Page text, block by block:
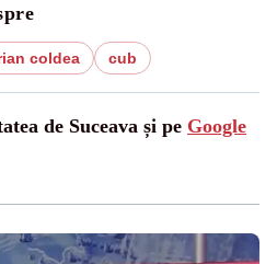
coldea cub
de Suceava și pe Google